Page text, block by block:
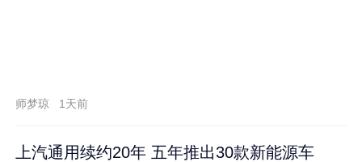
师梦琼 1天前
上汽通用续约20年 五年推出30款新能源车